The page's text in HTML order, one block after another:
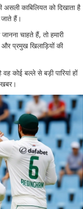
काबिलियत को दिखाता है
हैं।
चाहते हैं, तो हमारी
प्रमुख खिलाड़ियों की
कोई बल्ले से बड़ी पारियां हों
खबर।